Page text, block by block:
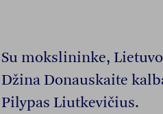
Su mokslininke,
Džina Donauskaite
Pilypas Liutkevičius.